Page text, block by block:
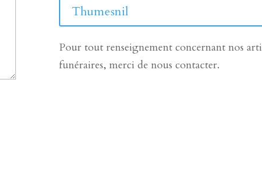
Thumesnil
Pour tout renseignement concernant nos
funéraires, merci de nous contacter.